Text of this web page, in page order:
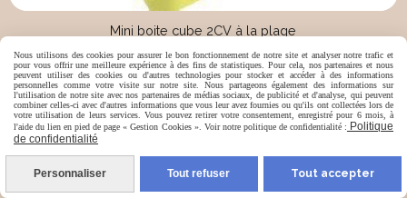
Mini boite cube 2CV à la plage
0 avis
Nouveau
Nous utilisons des cookies pour assurer le bon fonctionnement de notre site et analyser notre trafic et
pour vous offrir une meilleure expérience à des fins de statistiques. Pour cela, nos partenaires et nous
peuvent utiliser des cookies ou d'autres technologies pour stocker et accéder à des informations
personnelles comme votre visite sur notre site. Nous partageons également des informations sur
l'utilisation de notre site avec nos partenaires de médias sociaux, de publicité et d'analyse, qui peuvent
combiner celles-ci avec d'autres informations que vous leur avez fournies ou qu'ils ont collectées lors de
votre utilisation de leurs services. Vous pouvez retirer votre consentement, enregistré pour 6 mois, à
l'aide du lien en pied de page « Gestion Cookies ». Voir notre politique de confidentialité : Politique
de confidentialité
Personnaliser Tout refuser Tout accepter